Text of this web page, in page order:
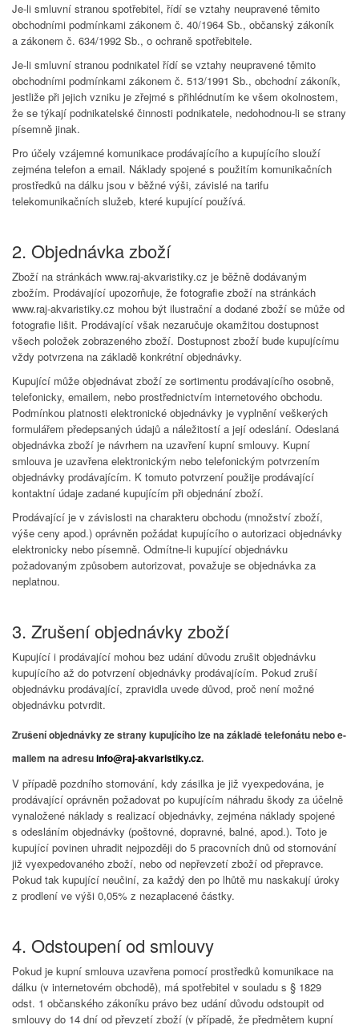
Je-li smluvní stranou spotřebitel, řídí se vztahy neupravené těmito
obchodními podmínkami zákonem č. 40/1964 Sb., občanský zákoník
a zákonem č. 634/1992 Sb., o ochraně spotřebitele.
Je-li smluvní stranou podnikatel řídí se vztahy neupravené těmito
obchodními podmínkami zákonem č. 513/1991 Sb., obchodní zákoník,
jestliže při jejich vzniku je zřejmé s přihlédnutím ke všem okolnostem,
že se týkají podnikatelské činnosti podnikatele, nedohodnou-li se strany
písemně jinak.
Pro účely vzájemné komunikace prodávajícího a kupujícího slouží
zejména telefon a email. Náklady spojené s použitím komunikačních
prostředků na dálku jsou v běžné výši, závislé na tarifu
telekomunikačních služeb, které kupující používá.
2. Objednávka zboží
Zboží na stránkách www.raj-akvaristiky.cz je běžně dodávaným
zbožím. Prodávající upozorňuje, že fotografie zboží na stránkách
www.raj-akvaristiky.cz mohou být ilustrační a dodané zboží se může od
fotografie lišit. Prodávající však nezaručuje okamžitou dostupnost
všech položek zobrazeného zboží. Dostupnost zboží bude kupujícímu
vždy potvrzena na základě konkrétní objednávky.
Kupující může objednávat zboží ze sortimentu prodávajícího osobně,
telefonicky, emailem, nebo prostřednictvím internetového obchodu.
Podmínkou platnosti elektronické objednávky je vyplnění veškerých
formulářem předepsaných údajů a náležitostí a její odeslání. Odeslaná
objednávka zboží je návrhem na uzavření kupní smlouvy. Kupní
smlouva je uzavřena elektronickým nebo telefonickým potvrzením
objednávky prodávajícím. K tomuto potvrzení použije prodávající
kontaktní údaje zadané kupujícím při objednání zboží.
Prodávající je v závislosti na charakteru obchodu (množství zboží,
výše ceny apod.) oprávněn požádat kupujícího o autorizaci objednávky
elektronicky nebo písemně. Odmítne-li kupující objednávku
požadovaným způsobem autorizovat, považuje se objednávka za
neplatnou.
3. Zrušení objednávky zboží
Kupující i prodávající mohou bez udání důvodu zrušit objednávku
kupujícího až do potvrzení objednávky prodávajícím. Pokud zruší
objednávku prodávající, zpravidla uvede důvod, proč není možné
objednávku potvrdit.
Zrušení objednávky ze strany kupujícího lze na základě telefonátu nebo e-
mailem na adresuinfo@raj-akvaristiky.cz.
V případě pozdního stornování, kdy zásilka je již vyexpedována, je
prodávající oprávněn požadovat po kupujícím náhradu škody za účelně
vynaložené náklady s realizací objednávky, zejména náklady spojené
s odesláním objednávky (poštovné, dopravné, balné, apod.). Toto je
kupující povinen uhradit nejpozději do 5 pracovních dnů od stornování
již vyexpedovaného zboží, nebo od nepřevzetí zboží od přepravce.
Pokud tak kupující neučiní, za každý den po lhůtě mu naskakují úroky
z prodlení ve výši 0,05% z nezaplacené částky.
4. Odstoupení od smlouvy
Pokud je kupní smlouva uzavřena pomocí prostředků komunikace na
dálku (v internetovém obchodě), má spotřebitel v souladu s § 1829
odst. 1 občanského zákoníku právo bez udání důvodu odstoupit od
smlouvy do 14 dní od převzetí zboží (v případě, že předmětem kupní